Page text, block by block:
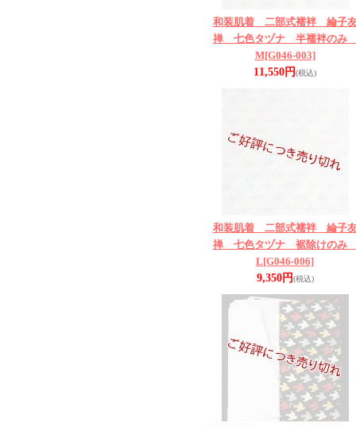
和装肌着 二部式襦袢 綸子
禅 七色タヅナ 半襦袢の
M[G046-003]
11,550円(税込)
和装肌着 二部式襦袢 綸子
禅 七色タヅナ 裾除けの
L[G046-006]
9,350円(税込)